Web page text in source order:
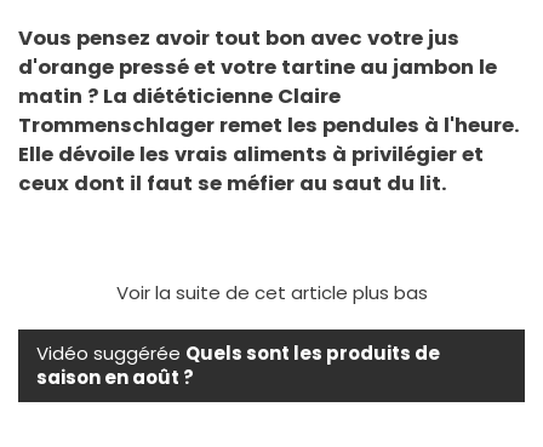
Vous pensez avoir tout bon avec votre jus
d'orange pressé et votre tartine au jambon le
matin ? La diététicienne Claire
Trommenschlager remet les pendules à l'heure.
Elle dévoile les vrais aliments à privilégier et
ceux dont il faut se méfier au saut du lit.
Voir la suite de cet article plus bas
Vidéo suggérée Quels sont les produits de
saison en août ?